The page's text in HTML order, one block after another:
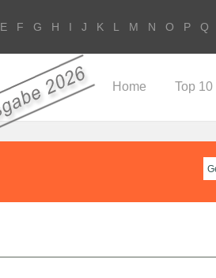
E F G H I J K L M N O P Q
Home Top 10